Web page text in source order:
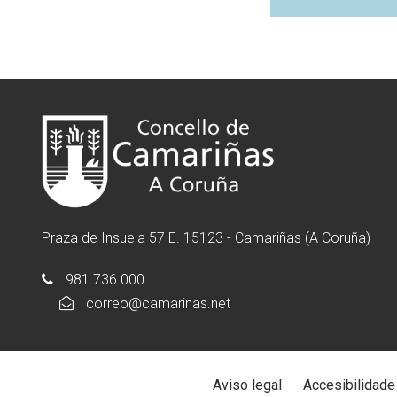
Praza de Insuela 57 E. 15123 - Camariñas (A Coruña)
981 736 000
correo@camarinas.net
Aviso legal Accesibilidade